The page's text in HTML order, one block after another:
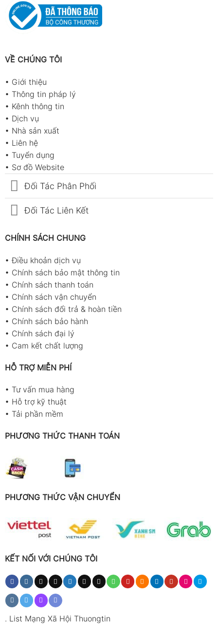
VỀ CHÚNG TÔI
• Giới thiệu
• Thông tin pháp lý
• Kênh thông tin
• Dịch vụ
• Nhà sản xuất
• Liên hệ
• Tuyển dụng
• Sơ đồ Website
Đối Tác Phân Phối
Đối Tác Liên Kết
CHÍNH SÁCH CHUNG
•Điều khoản dịch vụ
• Chính sách bảo mật thông tin
• Chính sách thanh toán
• Chính sách vận chuyển
• Chính sách đổi trả & hoàn tiền
• Chính sách bảo hành
• Chính sách đại lý
• Cam kết chất lượng
HỖ TRỢ MIỄN PHÍ
• Tư vấn mua hàng
• Hỗ trợ kỹ thuật
• Tải phần mềm
PHƯƠNG THỨC THANH TOÁN
PHƯƠNG THỨC VẬN CHUYỂN
KẾT NỐI VỚI CHÚNG TÔI
. List Mạng Xã Hội Thuongtin